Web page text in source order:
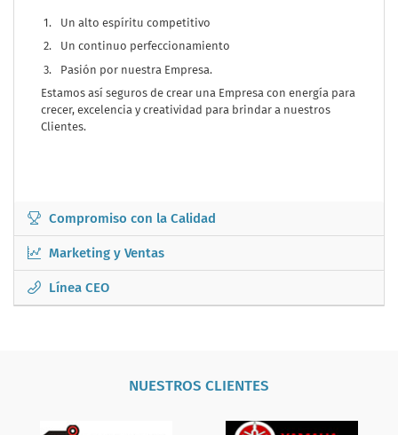
Un alto espíritu competitivo
Un continuo perfeccionamiento
Pasión por nuestra Empresa.
Estamos así seguros de crear una Empresa con energía para
crecer, excelencia y creatividad para brindar a nuestros
Clientes.
Compromiso con la Calidad
Marketing y Ventas
Línea CEO
NUESTROS CLIENTES